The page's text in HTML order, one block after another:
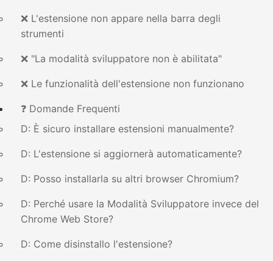
❌ L'estensione non appare nella barra degli
strumenti
❌ "La modalità sviluppatore non è abilitata"
❌ Le funzionalità dell'estensione non funzionano
❓ Domande Frequenti
D: È sicuro installare estensioni manualmente?
D: L'estensione si aggiornerà automaticamente?
D: Posso installarla su altri browser Chromium?
D: Perché usare la Modalità Sviluppatore invece del
Chrome Web Store?
D: Come disinstallo l'estensione?